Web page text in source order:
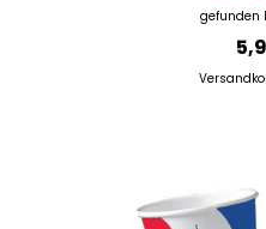
gefunden